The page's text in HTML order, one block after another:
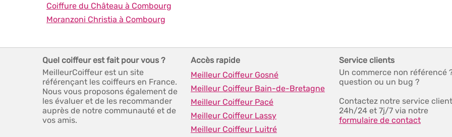
Coiffure du Château à Combourg
Moranzoni Christia à Combourg
Quel coiffeur est fait pour vous ?
MeilleurCoiffeur est un site
référençant les coiffeurs en France.
Nous vous proposons également de
les évaluer et de les recommander
auprès de notre communauté et de
vos amis.
Accès rapide
Meilleur Coiffeur Gosné
Meilleur Coiffeur Bain-de-Bretagne
Meilleur Coiffeur Pacé
Meilleur Coiffeur Lassy
Meilleur Coiffeur Luitré
Service clients
Un commerce non référencé
question ou un bug ?
Contactez notre service client
24h/24 et 7j/7 via notre
formulaire de contact